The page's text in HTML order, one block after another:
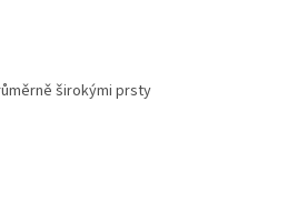
širokými prsty